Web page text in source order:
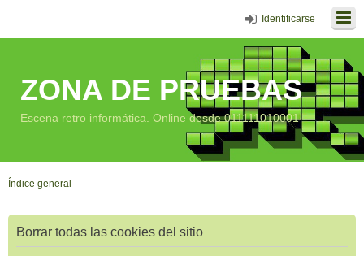
Identificarse
ZONA DE PRUEBAS
Escena retro informática. Online desde 011111010001
Índice general
Borrar todas las cookies del sitio